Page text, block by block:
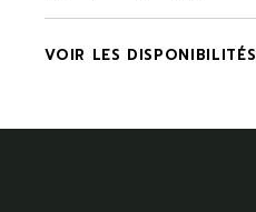
VOIR LES DISPONIBILITÉS